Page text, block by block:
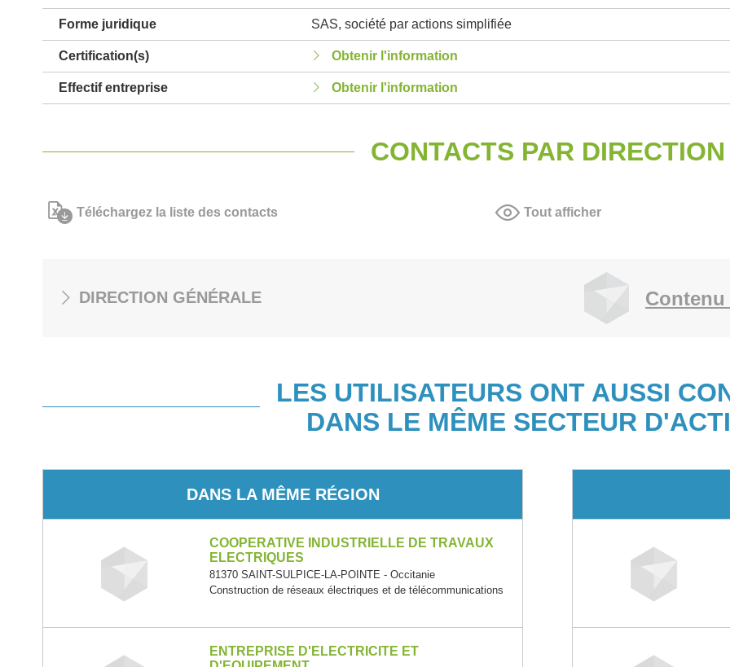
Forme juridique SAS, société par actions simplifiée
Certification(s) Obtenir l'information
Effectif entreprise Obtenir l'information
CONTACTS PAR DIRECTION
Téléchargez la liste des contacts Tout afficher
DIRECTION GÉNÉRALE
LES UTILISATEURS ONT AUSSI
DANS LE MÊME SECTEUR
DANS LA MÊME RÉGION
COOPERATIVE INDUSTRIELLE DE TRAVAUX
ELECTRIQUES
81370 SAINT-SULPICE-LA-POINTE - Occitanie
Construction de réseaux électriques et de télécommunications
ENTREPRISE D'ELECTRICITE ET